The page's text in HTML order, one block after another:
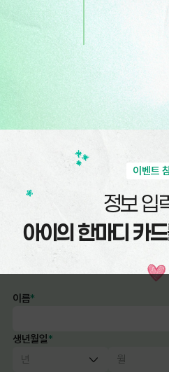
이벤트
정보 입
아이의 한마디 카
이름*
생년월일*